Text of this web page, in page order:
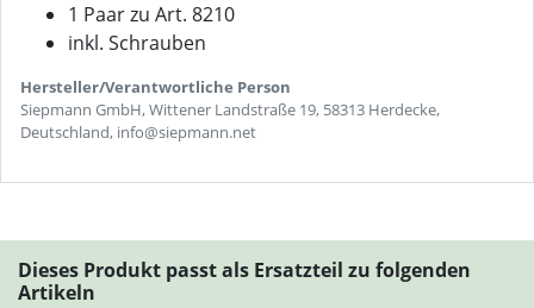
1 Paar zu Art. 8210
inkl. Schrauben
Hersteller/Verantwortliche Person
Siepmann GmbH, Wittener Landstraße 19, 58313 Herdecke,
Deutschland, info@siepmann.net
Dieses Produkt passt als Ersatzteil zu folgenden
Artikeln